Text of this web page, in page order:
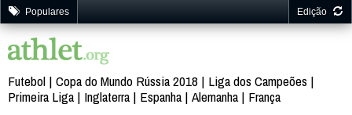
Populares Edição
Futebol Copa do Mundo Rússia 2018
Liga dos Campeões
Primeira Liga
Inglaterra Espanha Alemanha
França